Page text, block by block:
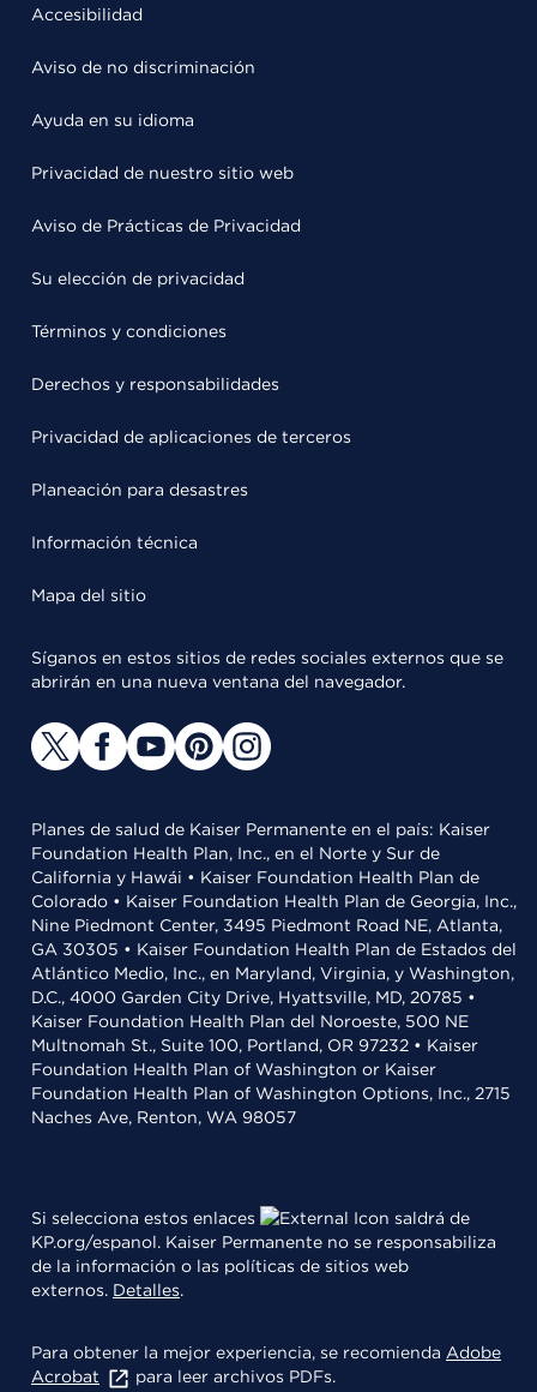
Accesibilidad
Aviso de no discriminación
Ayuda en su idioma
Privacidad de nuestro sitio web
Aviso de Prácticas de Privacidad
Su elección de privacidad
Términos y condiciones
Derechos y responsabilidades
Privacidad de aplicaciones de terceros
Planeación para desastres
Información técnica
Mapa del sitio
Síganos en estos sitios de redes sociales externos que se
abrirán en una nueva ventana del navegador.
Planes de salud de Kaiser Permanente en el país: Kaiser
Foundation Health Plan, Inc., en el Norte y Sur de
California y Hawái • Kaiser Foundation Health Plan de
Colorado • Kaiser Foundation Health Plan de Georgia, Inc.,
Nine Piedmont Center, 3495 Piedmont Road NE, Atlanta,
GA 30305 • Kaiser Foundation Health Plan de Estados del
Atlántico Medio, Inc., en Maryland, Virginia, y Washington,
D.C., 4000 Garden City Drive, Hyattsville, MD, 20785 •
Kaiser Foundation Health Plan del Noroeste, 500 NE
Multnomah St., Suite 100, Portland, OR 97232 • Kaiser
Foundation Health Plan of Washington or Kaiser
Foundation Health Plan of Washington Options, Inc., 2715
Naches Ave, Renton, WA 98057
Si selecciona estos enlaces
saldrá de
KP.org/espanol. Kaiser Permanente no se responsabiliza
de la información o las políticas de sitios web
externos. Detalles.
Para obtener la mejor experiencia, se recomienda Adobe
Acrobat
para leer archivos PDFs.